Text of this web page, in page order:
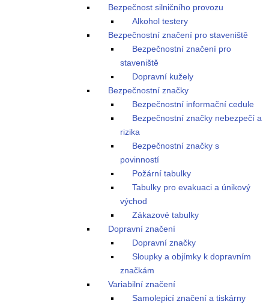
Bezpečnost silničního provozu
Alkohol testery
Bezpečnostní značení pro staveniště
Bezpečnostní značení pro
staveniště
Dopravní kužely
Bezpečnostní značky
Bezpečnostní informační cedule
Bezpečnostní značky nebezpečí a
rizika
Bezpečnostní značky s
povinností
Požární tabulky
Tabulky pro evakuaci a únikový
východ
Zákazové tabulky
Dopravní značení
Dopravní značky
Sloupky a objímky k dopravním
značkám
Variabilní značení
Samolepicí značení a tiskárny